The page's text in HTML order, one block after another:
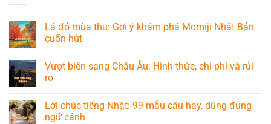
Lá đỏ mùa thu: Gợi ý khám phá Momiji Nhật Bản
cuốn hút
Vượt biên sang Châu Âu: Hình thức, chi phí và rủi
ro
Lời chúc tiếng Nhật: 99 mẫu câu hay, dùng đúng
ngữ cảnh